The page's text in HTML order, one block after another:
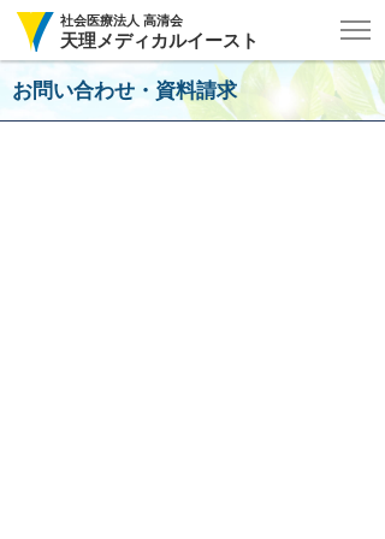
社会医療法人 高清会
天理メディカルイースト
お問い合わせ・資料請求